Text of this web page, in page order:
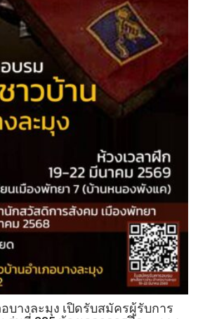
บางละมุง เปิดรับสมัครผู้รับการ